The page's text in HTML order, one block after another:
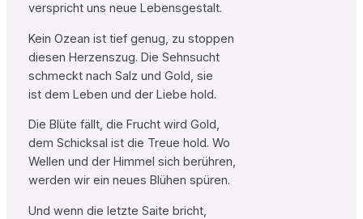
verspricht uns neue Lebensgestalt.
Kein Ozean ist tief genug, zu stoppen
diesen Herzenszug. Die Sehnsucht
schmeckt nach Salz und Gold, sie
ist dem Leben und der Liebe hold.
Die Blüte fällt, die Frucht wird Gold,
dem Schicksal ist die Treue hold. Wo
Wellen und der Himmel sich berühren,
werden wir ein neues Blühen spüren.
Und wenn die letzte Saite bricht,